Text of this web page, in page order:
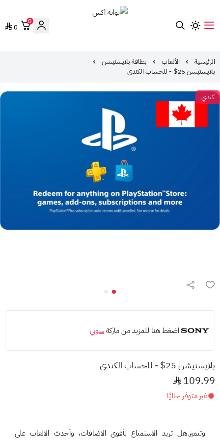
0
0
الرئيسية الألعاب
بطاقة بلايستيشن
بلايستيشن 25$ - للحساب الكندي
كندي
اضغط هنا للمزيد من ماركةسوني
بلايستيشن 25$ - للحساب الكندي
109.99
غير متوفر حاليًا
وتتميز.هل تريد الاستمتاع بأقوى الاضافات، وأحدث الالعاب على